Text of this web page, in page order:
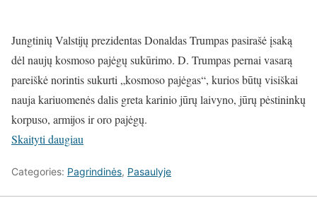
Jungtinių Valstijų prezidentas Donaldas Trumpas pasirašė įsaką
dėl naujų kosmoso pajėgų sukūrimo. D. Trumpas pernai vasarą
pareiškė norintis sukurti „kosmoso pajėgas“, kurios būtų visiškai
nauja kariuomenės dalis greta karinio jūrų laivyno, jūrų pėstininkų
korpuso, armijos ir oro pajėgų.
Skaityti daugiau
Categories: Pagrindinės, Pasaulyje